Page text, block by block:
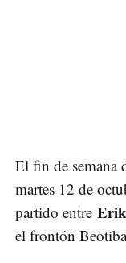
El fin de semana
martes 12 de
partido entre
el frontón